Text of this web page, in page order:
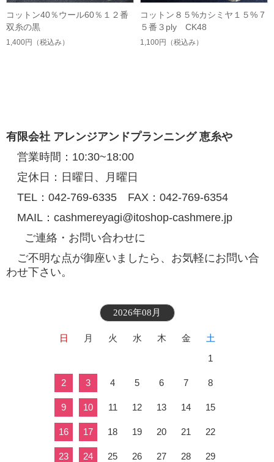
コットン40％ウール60％１２番
双糸の黒
1,400円 （税込み）
コットン８５%カシミヤ１５% 7
５番３ply CK48
1,100円 （税込み）
有限会社 アレンジアンドプランニング 恵糸や
営業時間：10:30~18:00
定休日：日曜日、月曜日
TEL：042-769-6335 FAX：042-769-6354
MAIL：cashmereyagi@itoshop-cashmere.jp
ご連絡・お問い合わせに
ご不明な点が御座いましたら、お気軽にお問い合
わせ下さい。
2026年08月
日 月 火 水 木 金
土
1
2 3 4 5 6 7 8
9 10 11 12 13 14 15
16 17 18 19 20 21 22
23 24 25 26 27 28 29